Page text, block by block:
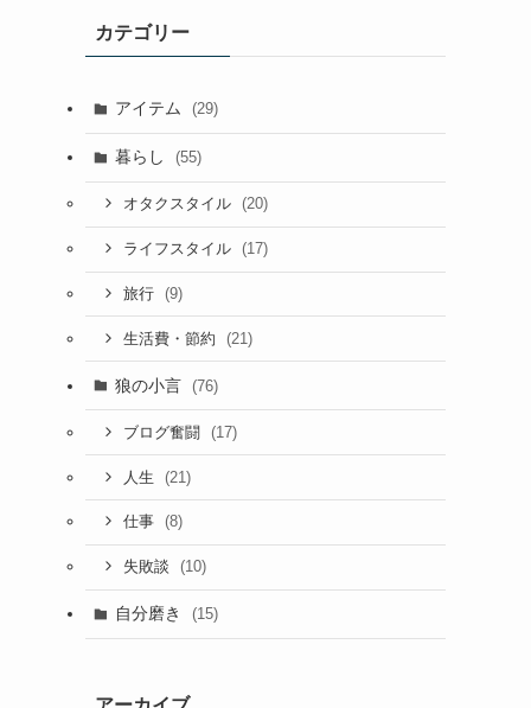
カテゴリー
アイテム (29)
暮らし (55)
オタクスタイル (20)
ライフスタイル (17)
旅行 (9)
生活費・節約 (21)
狼の小言 (76)
ブログ奮闘 (17)
人生 (21)
仕事 (8)
失敗談 (10)
自分磨き (15)